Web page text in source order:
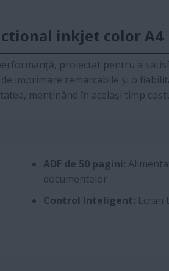
inkjet color A4
proiectat pentru a
imprimare remarcabile și o
menținând în același timp
ADF de 50 pagini:
documentelor
Control Inteligent: Ecran